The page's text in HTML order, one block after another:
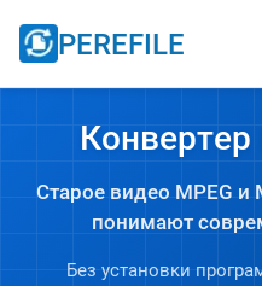
PEREFILE
Конвертер
Старое видео MPEG
понимают
Без установки